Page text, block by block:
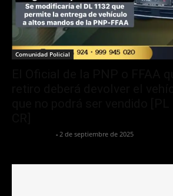
Comunidad Policial
- 2 de septiembre de 2025